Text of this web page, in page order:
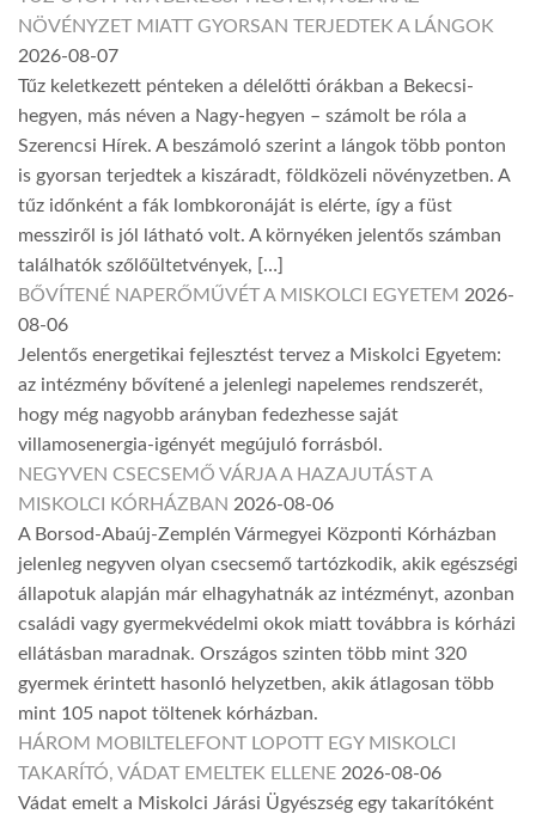
NÖVÉNYZET MIATT GYORSAN TERJEDTEK A LÁNGOK
2026-08-07
Tűz keletkezett pénteken a délelőtti órákban a Bekecsi-
hegyen, más néven a Nagy-hegyen – számolt be róla a
Szerencsi Hírek. A beszámoló szerint a lángok több ponton
is gyorsan terjedtek a kiszáradt, földközeli növényzetben. A
tűz időnként a fák lombkoronáját is elérte, így a füst
messziről is jól látható volt. A környéken jelentős számban
találhatók szőlőültetvények, […]
BŐVÍTENÉ NAPERŐMŰVÉT A MISKOLCI EGYETEM 2026-
08-06
Jelentős energetikai fejlesztést tervez a Miskolci Egyetem:
az intézmény bővítené a jelenlegi napelemes rendszerét,
hogy még nagyobb arányban fedezhesse saját
villamosenergia-igényét megújuló forrásból.
NEGYVEN CSECSEMŐ VÁRJA A HAZAJUTÁST A
MISKOLCI KÓRHÁZBAN 2026-08-06
A Borsod-Abaúj-Zemplén Vármegyei Központi Kórházban
jelenleg negyven olyan csecsemő tartózkodik, akik egészségi
állapotuk alapján már elhagyhatnák az intézményt, azonban
családi vagy gyermekvédelmi okok miatt továbbra is kórházi
ellátásban maradnak. Országos szinten több mint 320
gyermek érintett hasonló helyzetben, akik átlagosan több
mint 105 napot töltenek kórházban.
HÁROM MOBILTELEFONT LOPOTT EGY MISKOLCI
TAKARÍTÓ, VÁDAT EMELTEK ELLENE 2026-08-06
Vádat emelt a Miskolci Járási Ügyészség egy takarítóként